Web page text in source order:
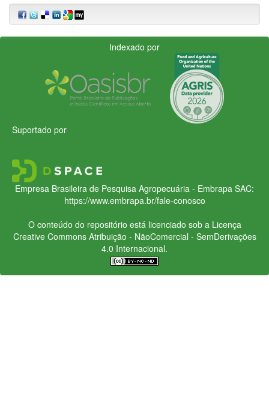
Indexado por
Suportado por
Empresa Brasileira de Pesquisa Agropecuária - Embrapa SAC:
https://www.embrapa.br/fale-conosco
O conteúdo do repositório está licenciado sob a Licença
Creative CommonsAtribuição - NãoComercial - SemDerivações
4.0 Internacional.